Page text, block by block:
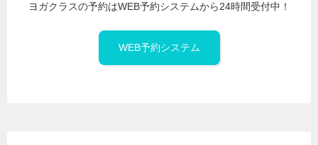
ヨガクラスの予約はWEB予約システムから24時間受付中！
WEB予約システム